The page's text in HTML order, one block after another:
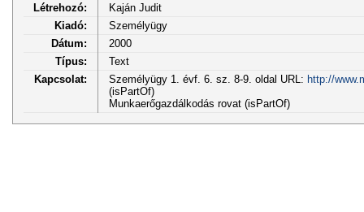
Létrehozó:
Kaján Judit
Kiadó:
Személyügy
Dátum:
2000
Típus:
Text
Kapcsolat:
Személyügy 1. évf. 6. sz. 8-9. oldal URL: http://
(isPartOf)
Munkaerőgazdálkodás rovat (isPartOf)